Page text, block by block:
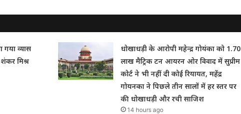
गया व्यास
मिश्र
धोखाधड़ी के आरोपी महेन्द्र गोयंका को 1.70
लाख मैट्रिक टन आयरन ओर विवाद में सुप्रीम
कोर्ट ने भी नहीं दी कोई रियायत, महेंद्र
गोयनका ने पिछले तीन सालों में हर स्तर पर
की धोखाधड़ी और रची साजिश
14 hours ago